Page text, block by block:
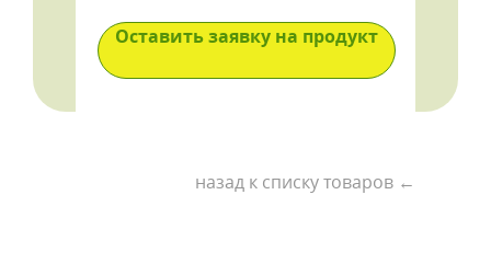
Оставить заявку на продукт
назад к списку товаров ←